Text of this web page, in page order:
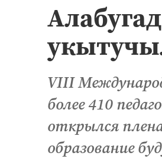
VIII
более 410
открылся
образование